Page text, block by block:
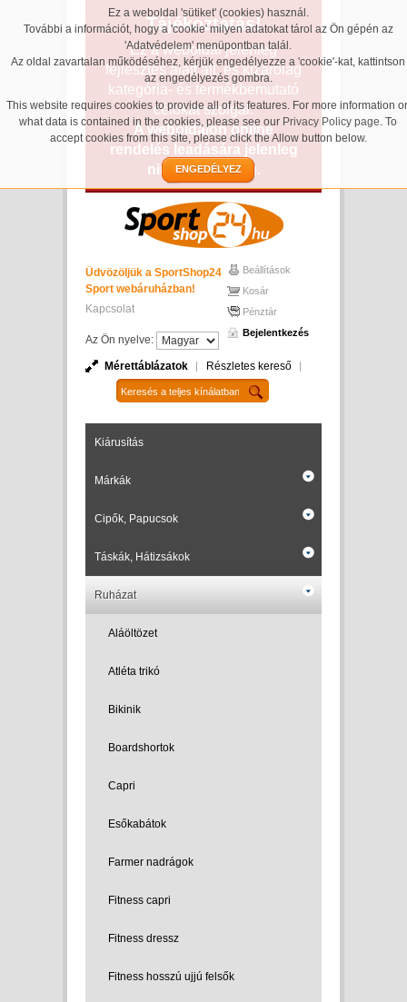
Ez a weboldal 'sütiket' (cookies) használ.
További a információt, hogy a 'cookie' milyen adatokat tárol az Ön gépén az
'Adatvédelem' menüpontban talál.
Az oldal zavartalan működéséhez, kérjük engedélyezze a 'cookie'-kat, kattintson
az engedélyezés gombra.
This website requires cookies to provide all of its features. For more information
what data is contained in the cookies, please see our Privacy Policy page. To
accept cookies from this site, please click the Allow button below.
ENGEDÉLYEZ
Tájékoztatás!
Ez a weboldal jelenleg
fejlesztés alatt áll, és kizárólag
kategória- és termékbemutató
célokat szolgál.
A weboldalon online
rendelés leadására jelenleg
nincs lehetőség.
Üdvözöljük a SportShop24
Sport webáruházban!
Kapcsolat
Az Ön nyelve:
Beállítások
Kosár
Pénztár
Bejelentkezés
Mérettáblázatok Részletes kereső
Kiárusítás
Márkák
Cipők, Papucsok
Táskák, Hátizsákok
Ruházat
Aláöltözet
Atléta trikó
Bikinik
Boardshortok
Capri
Esőkabátok
Farmer nadrágok
Fitness capri
Fitness dressz
Fitness hosszú ujjú felsők